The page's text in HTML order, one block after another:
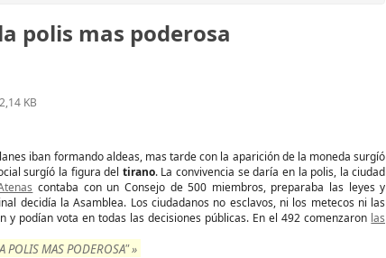
polis mas poderosa
KB
iban formando aldeas, mas tarde con la aparición de la moneda surgíó
surgíó la figura del tirano. La convivencia se daría en la polis, la ciudad
contaba con un Consejo de 500 miembros, preparaba las leyes y
decidía la Asamblea. Los ciudadanos no esclavos, ni los metecos ni las
podían vota en todas las decisiones públicas. En el 492 comenzaron las
POLIS MAS PODEROSA" »